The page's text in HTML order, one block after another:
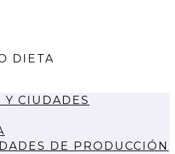
DIETA
CIUDADES
DE PRODUCCIÓN